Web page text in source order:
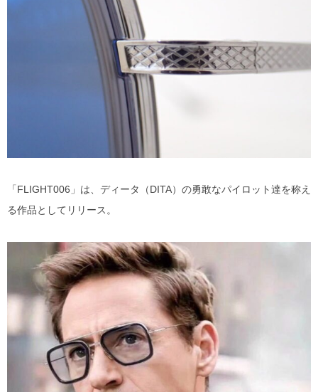
「FLIGHT006」は、ディータ（DITA）の勇敢なパイロット達を称え
る作品としてリリース。